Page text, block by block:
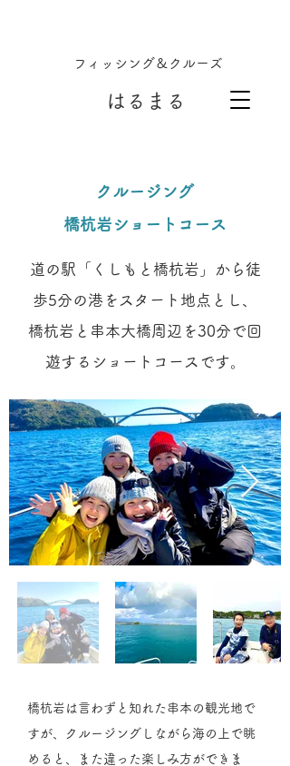
フィッシング＆クルーズ
はるまる
クルージング
橋杭岩ショートコース
道の駅「くしもと橋杭岩」
から徒
歩5分の港をスタート地点とし、
橋杭岩と串本大橋周辺を30分で回
遊するショートコースです。
橋杭岩は言わずと知れた串本の観光地で
すが、クルージングしながら海の上で眺
めると、また違った楽しみ方ができま